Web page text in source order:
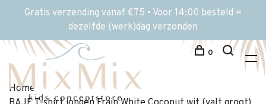
Gratis verzending vanaf €75 • Voor 14:00 besteld =
dezelfde (werk)dag verzonden
0
Home